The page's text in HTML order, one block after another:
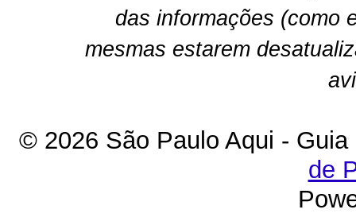
das informações (como
mesmas estarem
© 2026 São Paulo Aqui -
de